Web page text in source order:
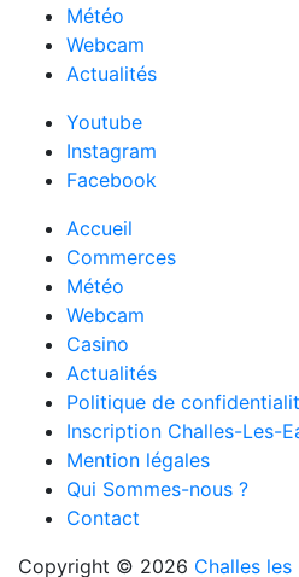
Météo
Webcam
Actualités
Youtube
Instagram
Facebook
Accueil
Commerces
Météo
Webcam
Casino
Actualités
Politique de
Inscription Challes-Les-
Mention légales
Qui Sommes-nous ?
Contact
Copyright © 2026 Challes les